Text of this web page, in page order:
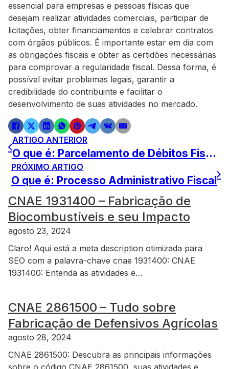
essencial para empresas e pessoas físicas que
desejam realizar atividades comerciais, participar de
licitações, obter financiamentos e celebrar contratos
com órgãos públicos. É importante estar em dia com
as obrigações fiscais e obter as certidões necessárias
para comprovar a regularidade fiscal. Dessa forma, é
possível evitar problemas legais, garantir a
credibilidade do contribuinte e facilitar o
desenvolvimento de suas atividades no mercado.
ARTIGO ANTERIOR
O que é: Parcelamento de Débitos Fiscais
PRÓXIMO ARTIGO
O que é: Processo Administrativo Fiscal
CNAE 1931400 – Fabricação de
Biocombustíveis e seu Impacto
agosto 23, 2024
Claro! Aqui está a meta description otimizada para
SEO com a palavra-chave cnae 1931400: CNAE
1931400: Entenda as atividades e…
CNAE 2861500 – Tudo sobre
Fabricação de Defensivos Agrícolas
agosto 28, 2024
CNAE 2861500: Descubra as principais informações
sobre o código CNAE 2861500, suas atividades e